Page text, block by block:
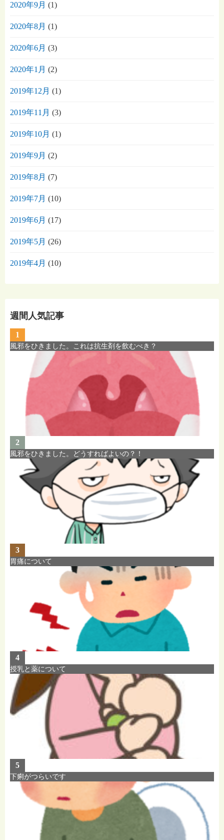
2020年9月 (1)
2020年8月 (1)
2020年6月 (3)
2020年1月 (2)
2019年12月 (1)
2019年11月 (3)
2019年10月 (1)
2019年9月 (2)
2019年8月 (7)
2019年7月 (10)
2019年6月 (17)
2019年5月 (26)
2019年4月 (10)
週間人気記事
1
風邪をひきました。これは抗生剤を飲むべき？
2
風邪をひきました。どうすればよいの？！
3
胃痛について
4
授乳と薬について
5
下痢がつらいです